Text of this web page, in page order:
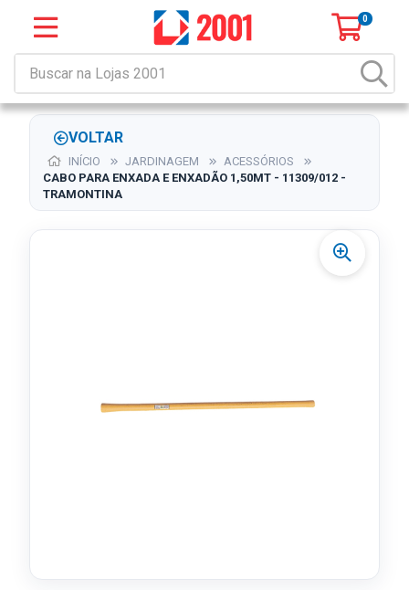
0
VOLTAR
INÍCIO JARDINAGEM
ACESSÓRIOS
CABO PARA ENXADA E ENXADÃO 1,50MT - 11309/012 -
TRAMONTINA